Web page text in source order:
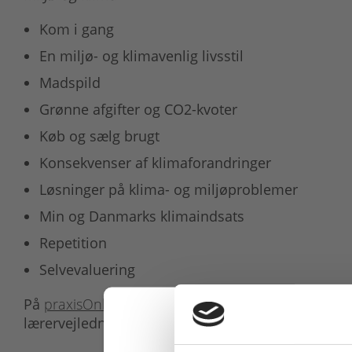
Kom i gang
En miljø- og klimavenlig livsstil
Madspild
Grønne afgifter og CO2-kvoter
Køb og sælg brugt
Konsekvenser af klimaforandringer
Løsninger på klima- og miljøproblemer
Min og Danmarks klimaindsats
Repetition
Selvevaluering
På praxisOnline.dk
findes ekstra materialer som
lærervejledning.